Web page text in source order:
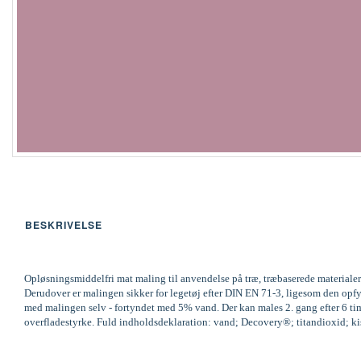
BESKRIVELSE
Opløsningsmiddelfri mat maling til anvendelse på træ, træbaserede
Derudover er malingen sikker for legetøj efter DIN EN 71-3, ligesom den
med malingen selv - fortyndet med 5% vand. Der kan males 2. gang efter 6
overfladestyrke. Fuld indholdsdeklaration: vand; Decovery®; titandioxid;